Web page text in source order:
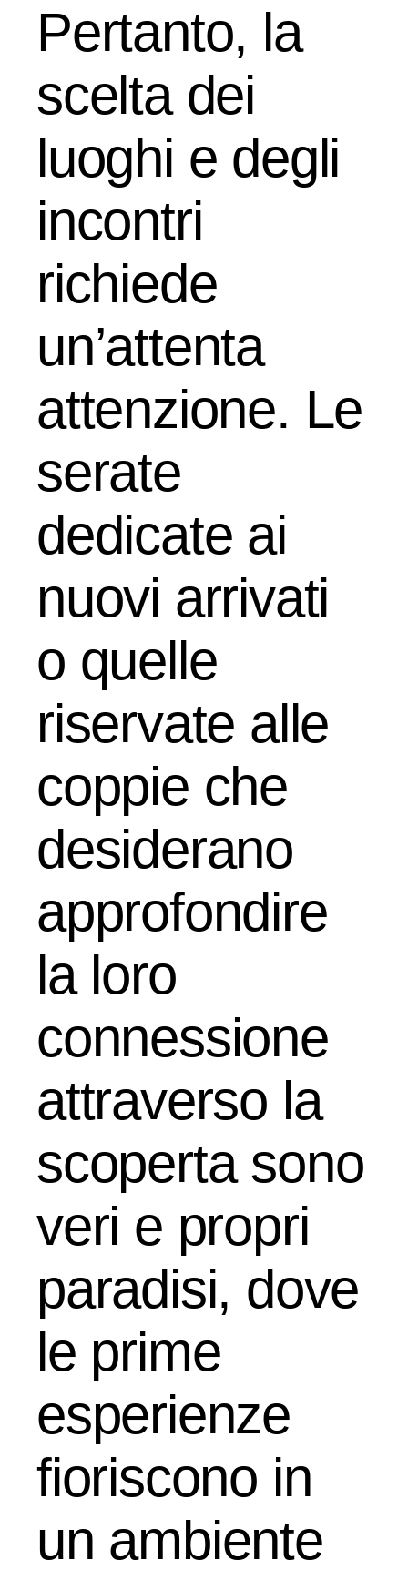
Pertanto, la
scelta dei
luoghi e degli
incontri
richiede
un’attenta
attenzione. Le
serate
dedicate ai
nuovi arrivati ​​
o quelle
riservate alle
coppie che
desiderano
approfondire
la loro
connessione
attraverso la
scoperta sono
veri e propri
paradisi, dove
le prime
esperienze
fioriscono in
un ambiente